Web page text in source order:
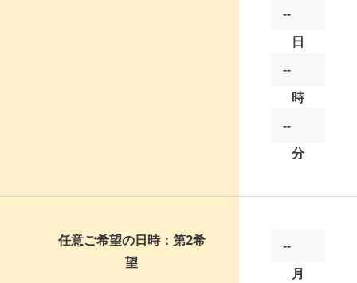
日
時
分
任意ご希望の日時：第2希
望
月